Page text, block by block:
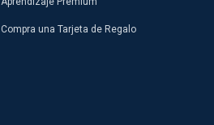
Compra una Tarjeta de Regalo